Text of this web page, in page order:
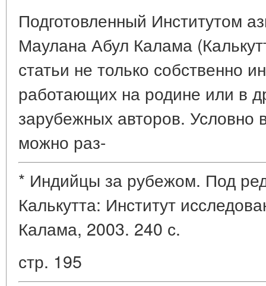
Подготовленный Институтом
Маулана Абул Калама
статьи не только собственно
работающих на родине или в
зарубежных авторов. Условно
можно раз-
* Индийцы за рубежом. Под
Калькутта: Институт
Калама, 2003. 240 с.
стр. 195